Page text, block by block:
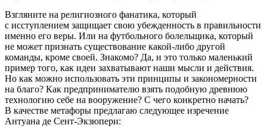
Взгляните на религиозного фанатика, который
с исступлением защищает свою убежденность в правильности
именно его веры. Или на футбольного болельщика, который
не может признать существование какой-либо другой
команды, кроме своей. Знакомо? Да, и это только маленький
пример того, как идеи захватывают наши мысли и действия.
Но как можно использовать эти принципы и закономерности
на благо? Как предпринимателю взять подобную древнюю
технологию себе на вооружение? С чего конкретно начать?
В качестве метафоры предлагаю следующее изречение
Антуана де Сент-Экзюпери: